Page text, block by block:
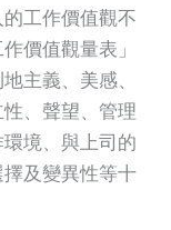
工作價值觀不
價值觀量表」
主義、美感、
、聲望、管理
境、與上司的
及變異性等十